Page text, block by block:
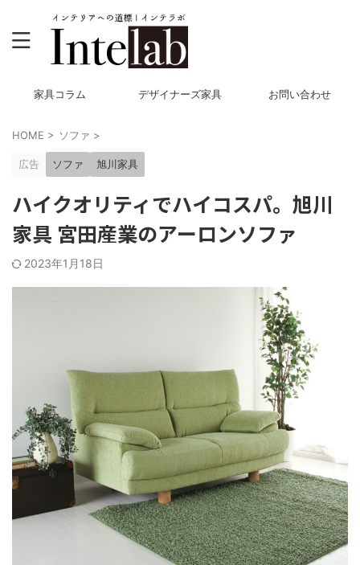
家具コラム デザイナーズ家具 お問い合わせ
HOME > ソファ >
広告 ソファ 旭川家具
ハイクオリティでハイコスパ。旭川
家具 宮田産業のアーロンソファ
2023年1月18日